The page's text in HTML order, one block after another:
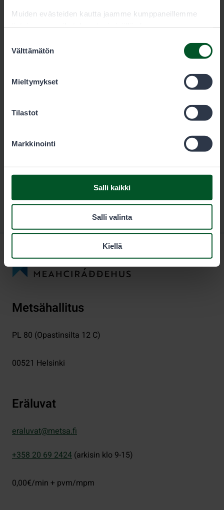
Muiden evästeiden kautta jaamme kumppaneillemme
tietoihin, joita olet antanut heille tai joita on kerätty, kun
olet käyttänyt heidän palvelujaan. Voit sallia haluamasi
valinta
Välttämätön
Mieltymykset
Tilastot
Markkinointi
Salli kaikki
Salli valinta
Kiellä
Garmin-kartta
Metsähallitus
PL 80 (Opastinsilta 12 C)
00521 Helsinki
Eräluvat
eraluvat@metsa.fi
+358 20 69 2424 (arkisin klo 9-15)
0,00€/min + pvm/mpm